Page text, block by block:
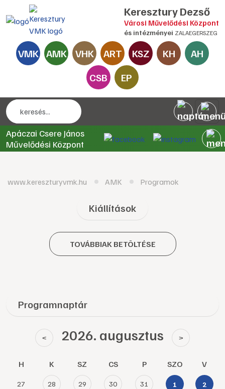
Keresztury Dezső
Városi Művelődési Központ
és intézményei ZALAEGERSZEG
VMK AMK VHK ART KSZ KH
AH
CSB
EP
Apáczai Csere János
Művelődési Központ
www.kereszturyvmk.hu AMK Programok
Kiállítások
TOVÁBBIAK BETÖLTÉSE
Programnaptár
< 2026. augusztus >
H K SZ CS P SZO V
27 28 29 30 31 1 2